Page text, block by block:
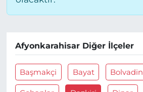
Afyonkarahisar Diğer İlçeler
Başmakçi Bayat Bolvadin